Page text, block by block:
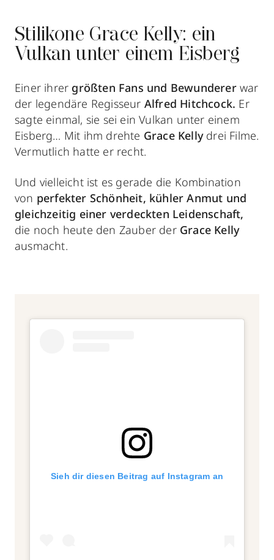
Stilikone Grace Kelly: ein
Vulkan unter einem Eisberg
Einer ihrer größten Fans und Bewundererwar
der legendäre Regisseur Alfred Hitchcock. Er
sagte einmal, sie sei ein Vulkan unter einem
Eisberg… Mit ihm drehte Grace Kellydrei Filme.
Vermutlich hatte er recht.
Und vielleicht ist es gerade die Kombination
von perfekter Schönheit, kühler Anmut und
gleichzeitig einer verdeckten Leidenschaft,
die noch heute den Zauber der Grace Kelly
ausmacht.
Sieh dir diesen Beitrag auf Instagram an